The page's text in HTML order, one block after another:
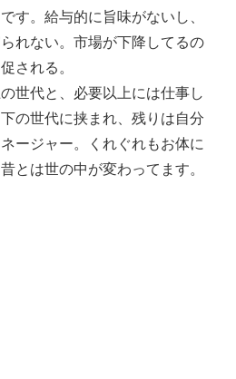
す。給与的に旨味がないし、
れない。市場が下降してるの
される。
世代と、必要以上には仕事し
の世代に挟まれ、残りは自分
ージャー。くれぐれもお体に
とは世の中が変わってます。